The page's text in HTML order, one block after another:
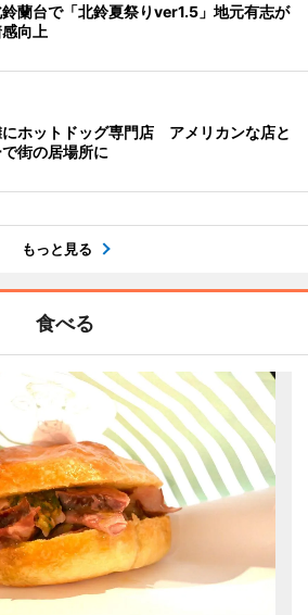
蘭台で「北鈴夏祭りver1.5」地元有志が
向上
ホットドッグ専門店 アメリカンな店と
街の居場所に
もっと見る
食べる